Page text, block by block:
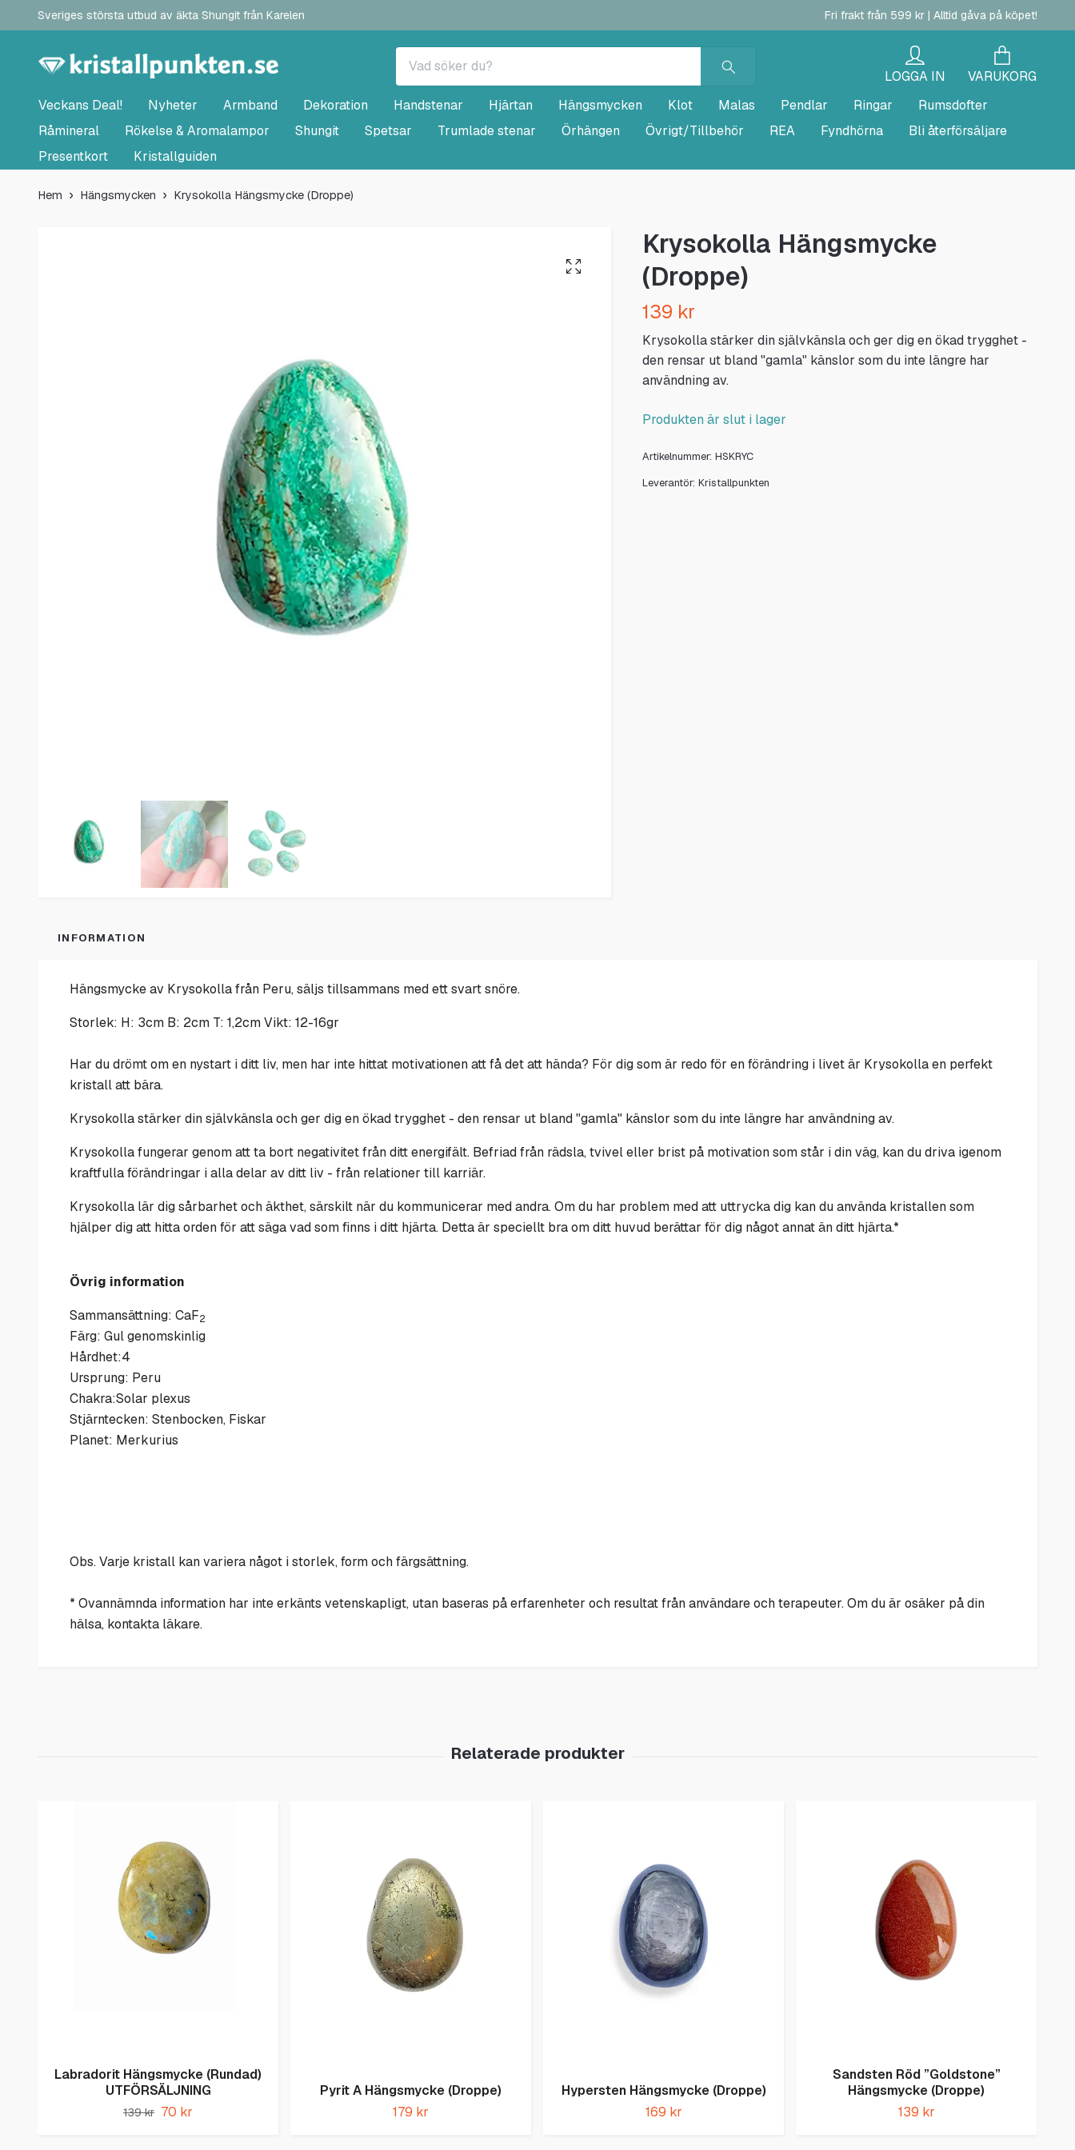
Sveriges största utbud av äkta Shungit från Karelen Fri frakt från 599 kr | Alltid gåva på köpet!
LOGGA IN
VARUKORG
Veckans Deal!
Nyheter Armband Dekoration Handstenar Hjärtan Hängsmycken Klot Malas Pendlar Ringar
Rumsdofter
Råmineral
Rökelse & Aromalampor Shungit Spetsar Trumlade stenar Örhängen Övrigt/Tillbehör REA Fyndhörna
Bli återförsäljare
Presentkort
Kristallguiden
Hem Hängsmycken Krysokolla Hängsmycke (Droppe)
Krysokolla Hängsmycke
(Droppe)
139 kr
Krysokolla stärker din självkänsla och ger dig en ökad trygghet -
den rensar ut bland "gamla" känslor som du inte längre har
användning av.
Produkten är slut i lager
Artikelnummer: HSKRYC
Leverantör: Kristallpunkten
INFORMATION
Hängsmycke av Krysokolla från Peru, säljs tillsammans med ett svart snöre.
Storlek: H: 3cm B: 2cm T: 1,2cm Vikt: 12-16gr
Har du drömt om en nystart i ditt liv, men har inte hittat motivationen att få det att hända? För dig som är redo för en förändring i livet är Krysokolla en perfekt
kristall att bära.
Krysokolla stärker din självkänsla och ger dig en ökad trygghet - den rensar ut bland "gamla" känslor som du inte längre har användning av.
Krysokolla fungerar genom att ta bort negativitet från ditt energifält. Befriad från rädsla, tvivel eller brist på motivation som står i din väg, kan du driva igenom
kraftfulla förändringar i alla delar av ditt liv - från relationer till karriär.
Krysokolla lär dig sårbarhet och äkthet, särskilt när du kommunicerar med andra. Om du har problem med att uttrycka dig kan du använda kristallen som
hjälper dig att hitta orden för att säga vad som finns i ditt hjärta. Detta är speciellt bra om ditt huvud berättar för dig något annat än ditt hjärta.*
Övrig information
Sammansättning: CaF2
Färg: Gul genomskinlig
Hårdhet:4
Ursprung: Peru
Chakra:Solar plexus
Stjärntecken: Stenbocken, Fiskar
Planet: Merkurius
Obs. Varje kristall kan variera något i storlek, form och färgsättning.
* Ovannämnda information har inte erkänts vetenskapligt, utan baseras på erfarenheter och resultat från användare och terapeuter. Om du är osäker på din
hälsa, kontakta läkare.
Labradorit Hängsmycke (Rundad)
UTFÖRSÄLJNING
139 kr 70 kr
Pyrit A Hängsmycke (Droppe)
179 kr
Hypersten Hängsmycke (Droppe)
169 kr
Sandsten Röd ”Goldstone”
Hängsmycke (Droppe)
139 kr